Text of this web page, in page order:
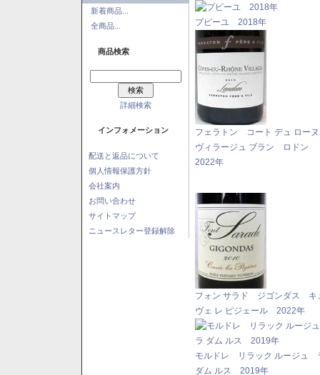
新着商品...
全商品...
商品検索
詳細検索
インフォメーション
配送と返品について
個人情報保護方針
会社案内
お問い合わせ
サイトマップ
ニュースレター登録解除
プピーユ 2018年
フェラトン コート デュ ロー
ヴィラージュ ブラン ロドン
2022年
フォン サラド ジゴンダス キ
ヴェ レ ピジェール 2022年
モルドレ リラック ルージュ
ダム ルス 2019年